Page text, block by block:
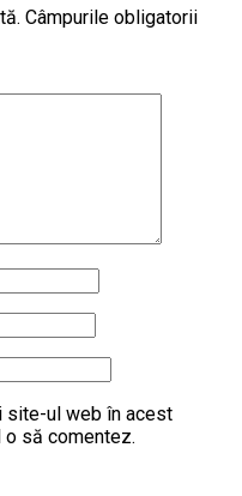
Câmpurile obligatorii
site-ul web în acest
o să comentez.